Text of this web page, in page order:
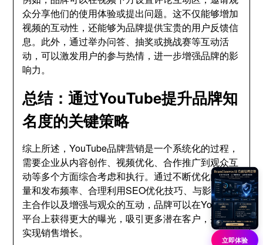
众分享他们的使用体验或提出问题。这不仅能够增加
视频的互动性，还能够为品牌提供宝贵的用户反馈信
息。此外，通过举办问答、抽奖或挑战赛等互动活
动，可以激发用户的参与热情，进一步增强品牌的影
响力。
总结：通过YouTube提升品牌知
名度的关键策略
综上所述，YouTube品牌营销是一个系统化的过程，
需要企业从内容创作、视频优化、合作推广到观众互
动等多个方面综合考虑和执行。通过不断优化内容质
量和发布频率、合理利用SEO优化技巧、与影响力博
主合作以及增强与观众的互动，品牌可以在YouTube
平台上获得更大的曝光，吸引更多潜在客户，并最终
实现销售增长。
立即体验